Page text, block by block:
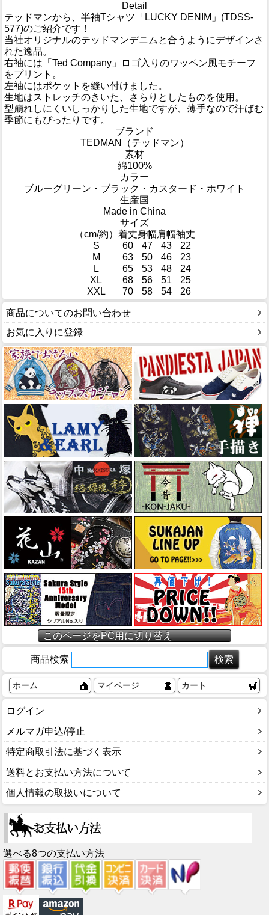
Detail
テッドマンから、半袖Tシャツ「LUCKY DENIM」(TDSS-
577)のご紹介です！
当社オリジナルのテッドマンデニムと合うようにデザインさ
れた逸品。
右袖には「Ted Company」ロゴ入りのワッペン風モチーフ
をプリント。
左袖にはポケットを縫い付けました。
生地はストレッチのきいた、さらりとしたものを使用。
型崩れしにくいしっかりした生地ですが、薄手なので汗ばむ
季節にもぴったりです。
ブランド
TEDMAN（テッドマン）
素材
綿100%
カラー
ブルーグリーン・ブラック・カスタード・ホワイト
生産国
Made in China
サイズ
（cm/約） 着丈身幅肩幅袖丈
S
60 47 43
22
M
63 50 46
23
L
65 53 48
24
XL
68 56 51
25
XXL
70 58 54 26
商品についてのお問い合わせ
お気に入りに登録
このページをPC用に切り替え
商品検索
ホーム マイページ カート
ログイン
メルマガ申込/停止
特定商取引法に基づく表示
送料とお支払い方法について
個人情報の取扱いについて
選べる8つの支払い方法